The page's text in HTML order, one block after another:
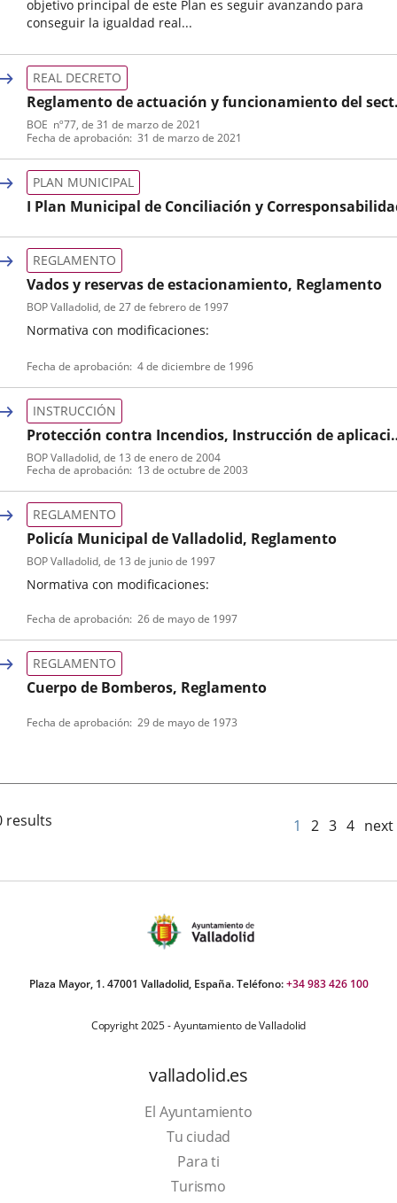
objetivo principal de este Plan es seguir avanzando para
conseguir la igualdad real...
de
normativa
Reglamento de actuación y funcionamiento del
público por medios electrónicos
Tipo
de
normativa
REAL DECRETO
Referencia
boletin
BOE nº77, de 31 de marzo de 2021
Fecha de aprobación 31 de marzo de 2021
I Plan Municipal de Conciliación y
de
normativa
PLAN MUNICIPAL
Vados y reservas de estacionamiento, Reglamento
Normativa con modificaciones:
de
normativa
REGLAMENTO
boletin
BOP Valladolid, de 27 de febrero de 1997
Fecha de aprobación 4 de diciembre de 1996
Protección contra Incendios, Instrucción de
de normativa
Tipo
de
normativa
INSTRUCCIÓN
Referencia
boletin
BOP Valladolid, de 13 de enero de 2004
Fecha de aprobación 13 de octubre de 2003
Policía Municipal de Valladolid, Reglamento
Normativa con modificaciones:
de
normativa
REGLAMENTO
boletin
BOP Valladolid, de 13 de junio de 1997
Fecha de aprobación 26 de mayo de 1997
Cuerpo de Bomberos, Reglamento
de
REGLAMENTO
Fecha de aprobación 29 de mayo de 1973
results 1 2 3 4 next
Plaza Mayor, 1. 47001 Valladolid, España. Teléfono:+34 983 426 100
Copyright 2025 - Ayuntamiento de Valladolid
valladolid.es
El Ayuntamiento
Tu ciudad
Para ti
TurismoThis